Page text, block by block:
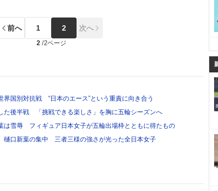
前へ 1 2 次へ
2 /2ページ
界国別対抗戦 “日本のエース”という重責に向き合う
た後半戦 「挑戦できる楽しさ」を胸に五輪シーズンへ
は雪辱 フィギュア日本女子が五輪出場枠とともに得たもの
樋口新葉の集中 三者三様の強さが光った全日本女子